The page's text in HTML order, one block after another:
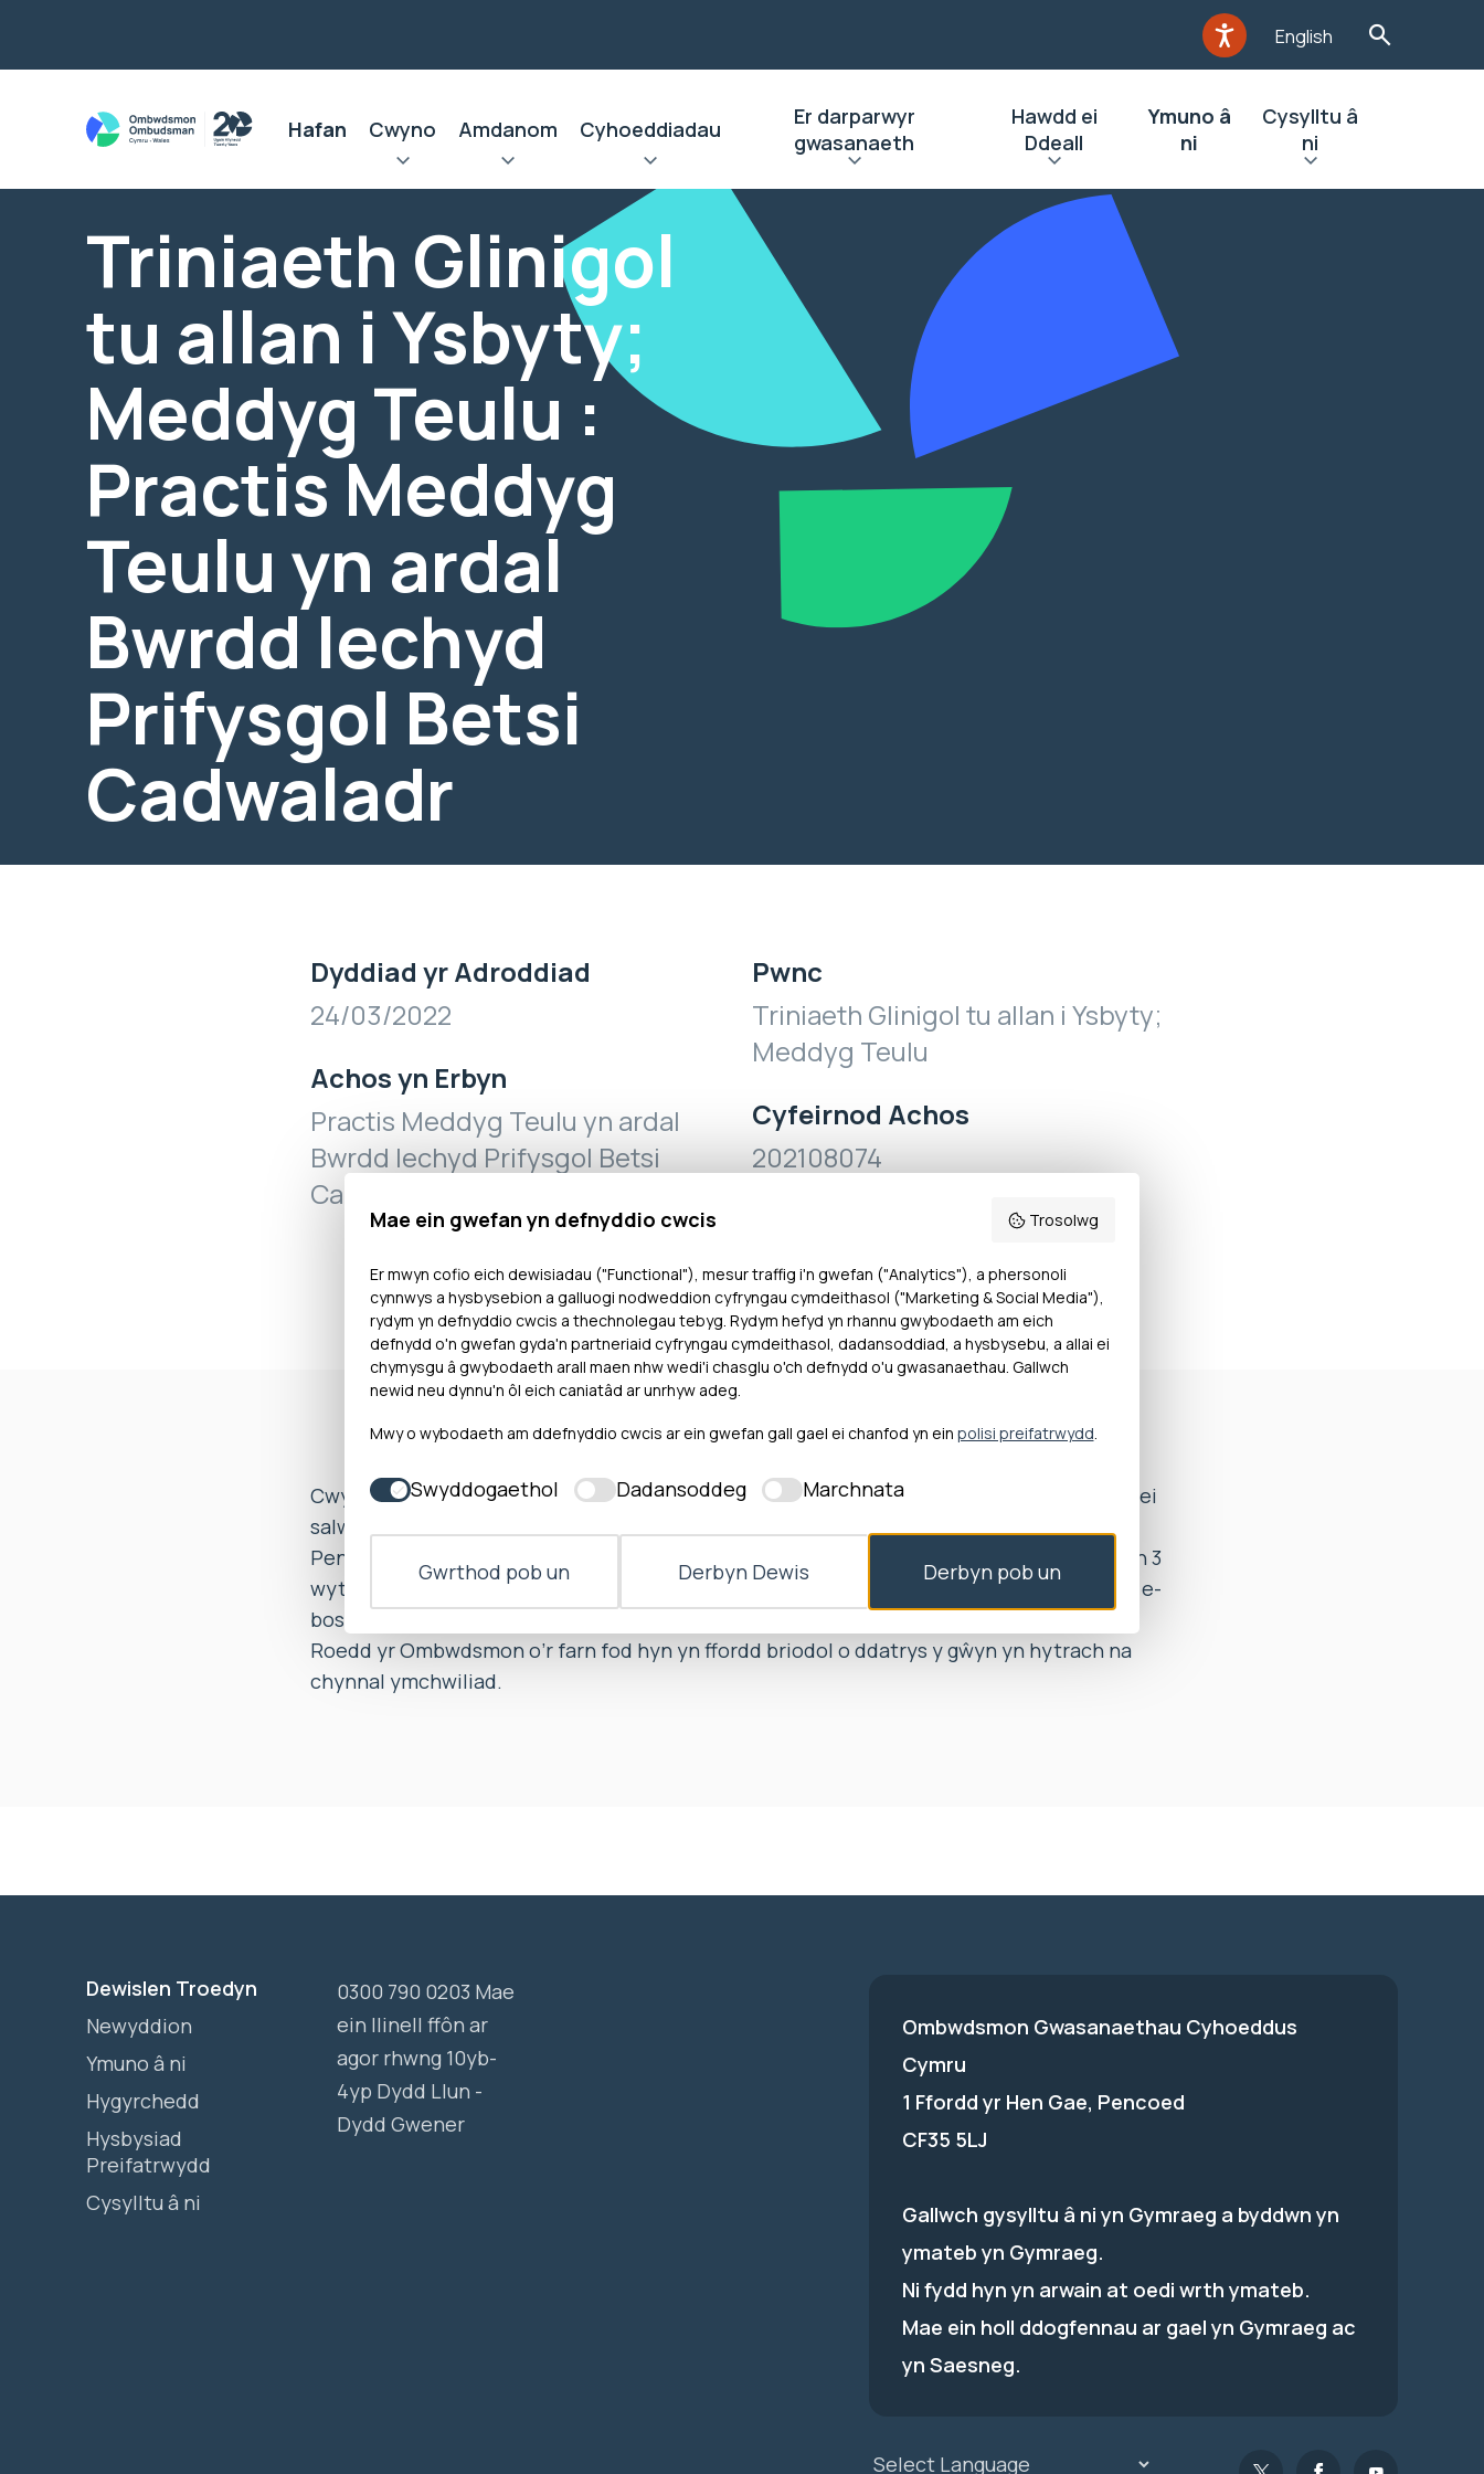
English
Hafan Cwyno Amdanom Cyhoeddiadau
Er darparwyr
gwasanaeth
Hawdd ei
Ddeall
Ymuno â
ni
Cysylltu â
ni
Triniaeth Glinigol
tu allan i Ysbyty;
Meddyg Teulu :
Practis Meddyg
Teulu yn ardal
Bwrdd Iechyd
Prifysgol Betsi
Cadwaladr
Dyddiad yr Adroddiad
24/03/2022
Achos yn Erbyn
Practis Meddyg Teulu yn ardal
Bwrdd Iechyd Prifysgol Betsi
Cadwaladr
Pwnc
Triniaeth Glinigol tu allan i Ysbyty;
Meddyg Teulu
Cyfeirnod Achos
202108074
Datrys yn gynnar
Cwynodd Miss X nad oedd y Feddygfa wedi ymateb i’w chŵyn ynghylch ei phryderon am ei
salwch awtoimiwnedd cymhleth.
Penderfynodd yr Ombwdsmon y dylai’r Feddygfa roi ymateb ysgrifenedig i Miss X (o fewn 3
wythnos), a ddylai gynnwys ymddiheuriad am y dryswch wrth beidio â nodi bod ei neges e-
bost yn gŵyn.
Roedd yr Ombwdsmon o’r farn fod hyn yn ffordd briodol o ddatrys y gŵyn yn hytrach na
chynnal ymchwiliad.
Dewislen Troedyn
Newyddion
Ymuno â ni
Hygyrchedd
Hysbysiad
Preifatrwydd
Cysylltu â ni
0300 790 0203 Mae
ein llinell ffôn ar
agor rhwng 10yb-
4yp Dydd Llun -
Dydd Gwener
Ombwdsmon Gwasanaethau Cyhoeddus
Cymru
1 Ffordd yr Hen Gae, Pencoed
CF35 5LJ
Gallwch gysylltu â ni yn Gymraeg a byddwn yn
ymateb yn Gymraeg.
Ni fydd hyn yn arwain at oedi wrth ymateb.
Mae ein holl ddogfennau ar gael yn Gymraeg ac
yn Saesneg.
Mae ein gwefan yn defnyddio cwcis Trosolwg
Er mwyn cofio eich dewisiadau ("Functional"), mesur traffig i'n gwefan ("Analytics"), a phersonoli
cynnwys a hysbysebion a galluogi nodweddion cyfryngau cymdeithasol ("Marketing & Social Media"),
rydym yn defnyddio cwcis a thechnolegau tebyg. Rydym hefyd yn rhannu gwybodaeth am eich
defnydd o'n gwefan gyda'n partneriaid cyfryngau cymdeithasol, dadansoddiad, a hysbysebu, a allai ei
chymysgu â gwybodaeth arall maen nhw wedi'i chasglu o'ch defnydd o'u gwasanaethau. Gallwch
newid neu dynnu'n ôl eich caniatâd ar unrhyw adeg.
Mwy o wybodaeth am ddefnyddio cwcis ar ein gwefan gall gael ei chanfod yn ein polisi preifatrwydd.
Swyddogaethol Dadansoddeg Marchnata
Gwrthod pob un Derbyn Dewis Derbyn pob un